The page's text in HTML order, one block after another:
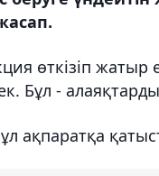
өткізіп
Бұл -
ақпаратқа